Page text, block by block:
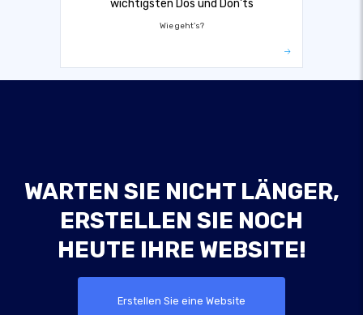
wichtigsten Dos und Don'ts
Wie geht's?
WARTEN SIE NICHT LÄNGER,
ERSTELLEN SIE NOCH
HEUTE IHRE WEBSITE!
Erstellen Sie eine Website